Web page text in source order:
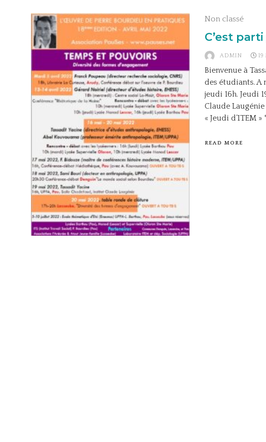
Non classé
C’est
ADMIN
Bienvenue à
des étudiants. A
jeudi 16h. Jeudi
Claude
« Jeudi d’ITEM
READ MORE